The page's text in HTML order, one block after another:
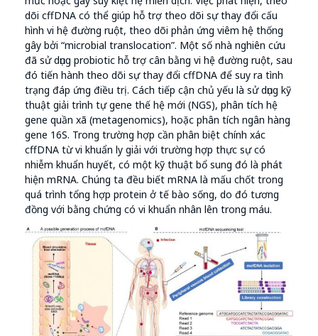
dõi cffDNA có thể giúp hỗ trợ theo dõi sự thay đổi cấu
hình vi hệ đường ruột, theo dõi phản ứng viêm hệ thống
gây bởi “microbial translocation”. Một số nhà nghiên cứu
đã sử dụng probiotic hỗ trợ cân bằng vi hệ đường ruột, sau
đó tiến hành theo dõi sự thay đổi cffDNA để suy ra tình
trạng đáp ứng điều trị. Cách tiếp cận chủ yếu là sử dụng kỹ
thuật giải trình tự gene thế hệ mới (NGS), phân tích hệ
gene quần xã (metagenomics), hoặc phân tích ngân hàng
gene 16S. Trong trường hợp cần phân biệt chính xác
cffDNA từ vi khuẩn ly giải với trường hợp thực sự có
nhiễm khuẩn huyết, có một kỹ thuật bổ sung đó là phát
hiện mRNA. Chúng ta đều biết mRNA là mấu chốt trong
quá trình tổng hợp protein ở tế bào sống, do đó tương
đồng với bằng chứng có vi khuẩn nhân lên trong máu.